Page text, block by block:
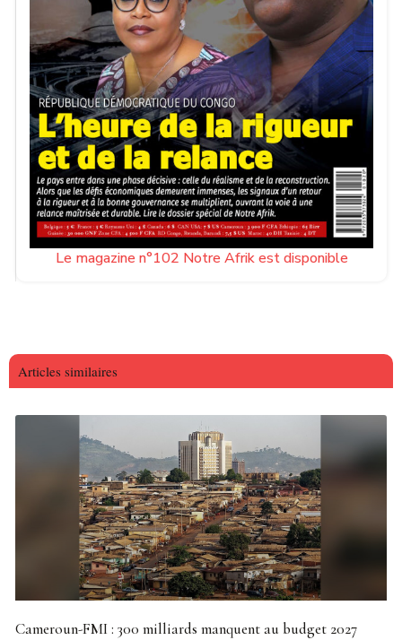
Le magazine n°102 Notre Afrik est disponible
Articles similaires
Cameroun-FMI : 300 milliards manquent au budget 2027